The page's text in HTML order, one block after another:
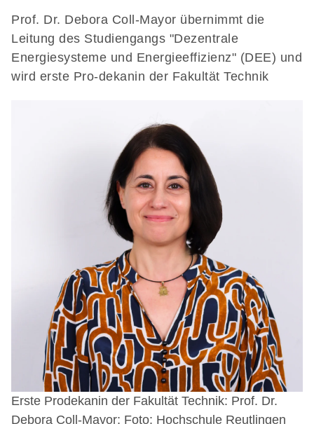
Prof. Dr. Debora Coll-Mayor übernimmt die
Leitung des Studiengangs "Dezentrale
Energiesysteme und Energieeffizienz" (DEE) und
wird erste Pro-dekanin der Fakultät Technik
Erste Prodekanin der Fakultät Technik: Prof. Dr.
Debora Coll-Mayor; Foto: Hochschule Reutlingen